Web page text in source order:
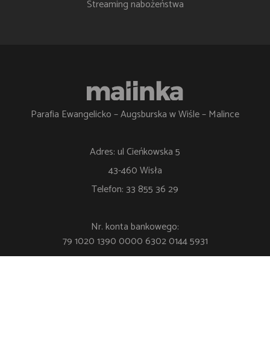
Streaming nabożeństwa
Parafia Ewangelicko – Augsburska w Wiśle – Malince
Adres: ul Cieńkowska 5
43-460 Wisła
Telefon: 33 855 36 29
Nr. konta bankowego:
79 1020 1390 0000 6302 0144 5931